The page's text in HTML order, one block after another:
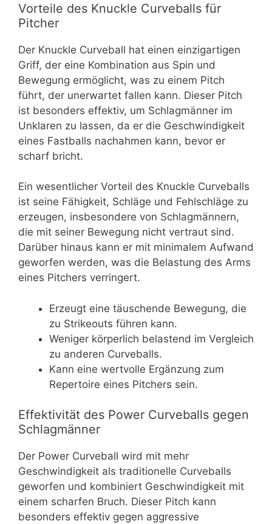
Vorteile des Knuckle Curveballs für
Pitcher
Der Knuckle Curveball hat einen einzigartigen
Griff, der eine Kombination aus Spin und
Bewegung ermöglicht, was zu einem Pitch
führt, der unerwartet fallen kann. Dieser Pitch
ist besonders effektiv, um Schlagmänner im
Unklaren zu lassen, da er die Geschwindigkeit
eines Fastballs nachahmen kann, bevor er
scharf bricht.
Ein wesentlicher Vorteil des Knuckle Curveballs
ist seine Fähigkeit, Schläge und Fehlschläge zu
erzeugen, insbesondere von Schlagmännern,
die mit seiner Bewegung nicht vertraut sind.
Darüber hinaus kann er mit minimalem Aufwand
geworfen werden, was die Belastung des Arms
eines Pitchers verringert.
Erzeugt eine täuschende Bewegung, die
zu Strikeouts führen kann.
Weniger körperlich belastend im Vergleich
zu anderen Curveballs.
Kann eine wertvolle Ergänzung zum
Repertoire eines Pitchers sein.
Effektivität des Power Curveballs gegen
Schlagmänner
Der Power Curveball wird mit mehr
Geschwindigkeit als traditionelle Curveballs
geworfen und kombiniert Geschwindigkeit mit
einem scharfen Bruch. Dieser Pitch kann
besonders effektiv gegen aggressive